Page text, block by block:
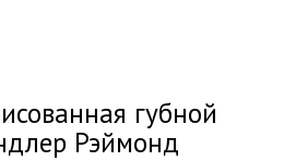
губной
Рэймонд